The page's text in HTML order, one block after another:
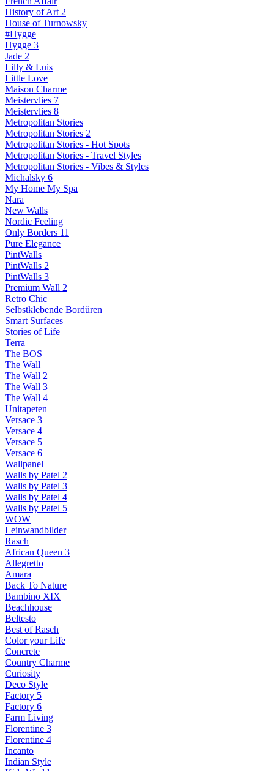
History of Art 2
House of Turnowsky
#Hygge
Hygge 3
Jade 2
Lilly & Luis
Little Love
Maison Charme
Meistervlies 7
Meistervlies 8
Metropolitan Stories
Metropolitan Stories 2
Metropolitan Stories - Hot Spots
Metropolitan Stories - Travel Styles
Metropolitan Stories - Vibes & Styles
Michalsky 6
My Home My Spa
Nara
New Walls
Nordic Feeling
Only Borders 11
Pure Elegance
PintWalls
PintWalls 2
PintWalls 3
Premium Wall 2
Retro Chic
Selbstklebende Bordüren
Smart Surfaces
Stories of Life
Terra
The BOS
The Wall
The Wall 2
The Wall 3
The Wall 4
Unitapeten
Versace 3
Versace 4
Versace 5
Versace 6
Wallpanel
Walls by Patel 2
Walls by Patel 3
Walls by Patel 4
Walls by Patel 5
WOW
Leinwandbilder
Rasch
African Queen 3
Allegretto
Amara
Back To Nature
Bambino XIX
Beachhouse
Beltesto
Best of Rasch
Color your Life
Concrete
Country Charme
Curiosity
Deco Style
Factory 5
Factory 6
Farm Living
Florentine 3
Florentine 4
Incanto
Indian Style